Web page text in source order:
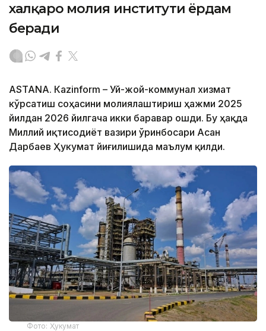
халқаро молия институти ёрдам
беради
ASTANА. Кazinform – Уй-жой-коммунал хизмат
кўрсатиш соҳасини молиялаштириш ҳажми 2025
йилдан 2026 йилгача икки баравар ошди. Бу ҳақда
Миллий иқтисодиёт вазири ўринбосари Асан
Дарбаев Ҳукумат йиғилишида маълум қилди.
Фото: Ҳукумат